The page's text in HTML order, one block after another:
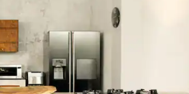
et vers le bas pour les parcourir ou en appuyant et en